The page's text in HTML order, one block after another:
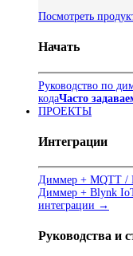
Посмотреть
Начать
Руководство по
кодаЧасто
ПРОЕКТЫ
Интеграции
Диммер + MQTT /
Диммер + Blynk
интеграции →
Руководства и